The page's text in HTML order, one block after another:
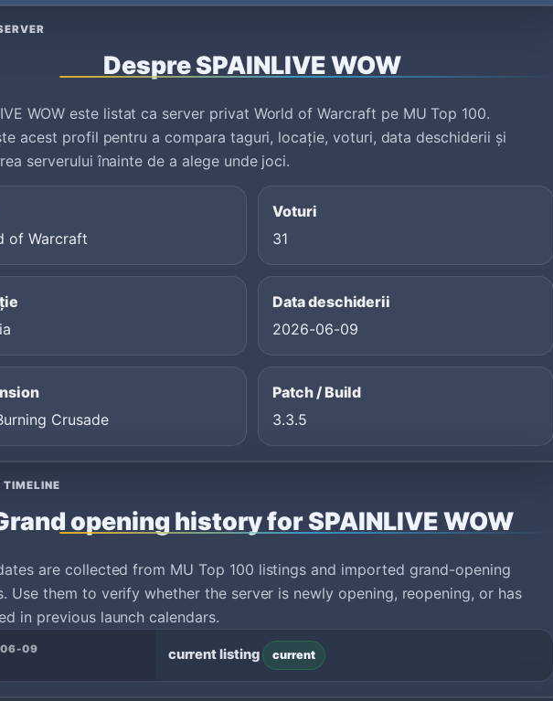
Despre SPAINLIVE WOW
WOW este listat ca server privat World of Warcraft pe MU Top 100.
acest profil pentru a compara taguri, locație, voturi, data deschiderii și
serverului înainte de a alege unde joci.
of Warcraft
Voturi
31
Data deschiderii
2026-06-09
Crusade
Patch / Build
3.3.5
TIMELINE
opening history for SPAINLIVE WOW
are collected from MU Top 100 listings and imported grand-opening
Use them to verify whether the server is newly opening, reopening, or has
in previous launch calendars.
09 current listing current